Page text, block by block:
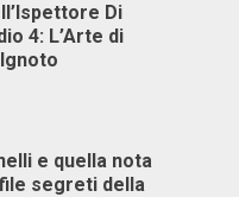
Di
4: L’Arte di
e quella nota
segreti della